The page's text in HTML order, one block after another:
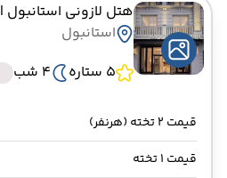
هتل لازونی استانبول | LAZZONI
استانبول
5 ستاره
4 شب
قیمت 2 تخته (هرنفر)
قیمت 1 تخته